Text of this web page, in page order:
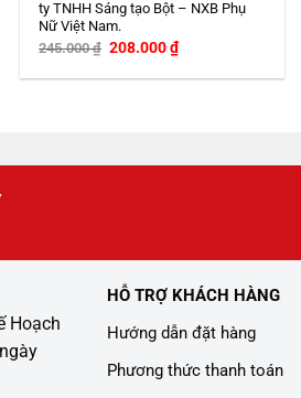
ty TNHH Sáng tạo Bột – NXB Phụ
Nữ Việt Nam.
245.000₫ Giá
là:
208.000₫Giá
hiện
tại
Hoạch
HỖ TRỢ KHÁCH HÀNG
Hướng dẫn đặt hàng
Phương thức thanh toán